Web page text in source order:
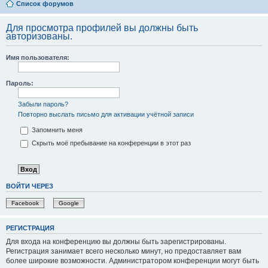
Список форумов
Для просмотра профилей вы должны быть
авторизованы.
Имя пользователя:
Пароль:
Забыли пароль?
Повторно выслать письмо для активации учётной записи
Запомнить меня
Скрыть моё пребывание на конференции в этот раз
ВОЙТИ ЧЕРЕЗ
Facebook Google
РЕГИСТРАЦИЯ
Для входа на конференцию вы должны быть зарегистрированы.
Регистрация занимает всего несколько минут, но предоставляет вам
более широкие возможности. Администратором конференции могут быть